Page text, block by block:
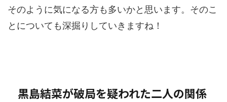
そのように気になる方も多いかと思います。そのこ
とについても深掘りしていきますね！
黒島結菜が破局を疑われた二人の関係